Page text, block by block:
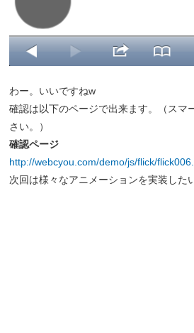
わー。いいですねw
確認は以下のページで出来ます。（スマ
さい。）
確認ページ
http://webcyou.com/demo/js/flick/
次回は様々なアニメーションを実装した